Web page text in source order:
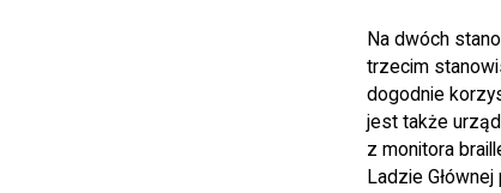
Na dwóch
trzecim
dogodnie
jest także
z monitora
Ladzie